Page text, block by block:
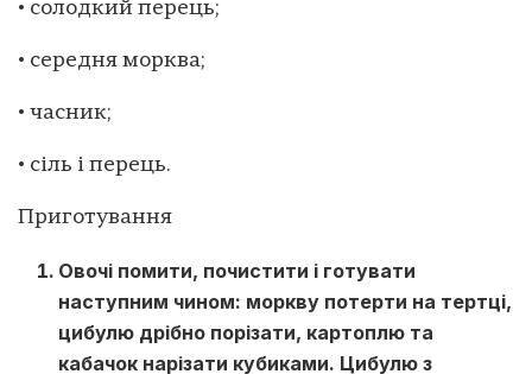
• солодкий перець;
• середня морква;
• часник;
• сіль і перець.
Приготування
Овочі помити, почистити і готувати
наступним чином: моркву потерти на тертці,
цибулю дрібно порізати, картоплю та
кабачок нарізати кубиками. Цибулю з